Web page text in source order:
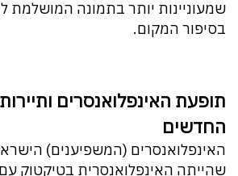
שמעוניינות יותר בתמונה המושלמת
בסיפור המקום.
תופעת האינפלואנסרים
החדשים
האינפלואנסרים (המשפיענים)
שהייתה האינפלואנסרית בטיקטוק